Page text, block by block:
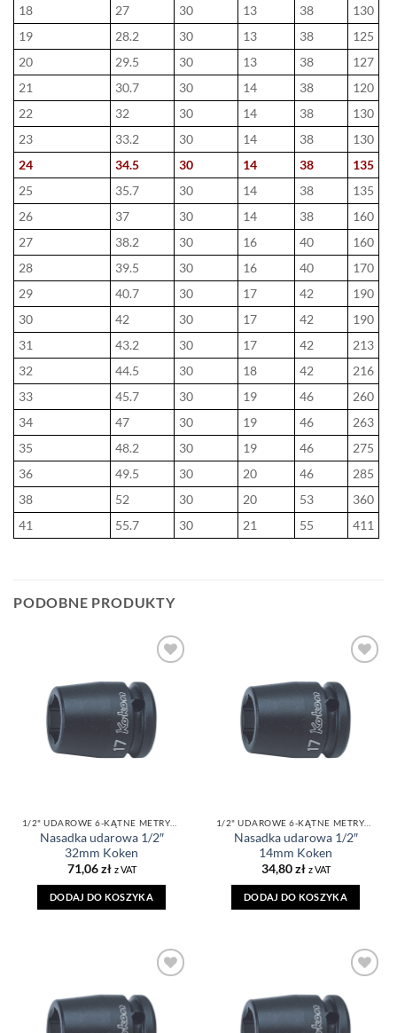
18 27 30 13 38
130
19
28.2 30 13 38
125
20
29.5 30 13 38
127
21
30.7 30 14 38
120
22
32 30 14 38
130
23
33.2 30 14 38
130
24
34.5 30 14 38
135
25
35.7 30 14 38
135
26
37 30 14 38
160
27
38.2 30 16 40
160
28
39.5 30 16 40
170
29
40.7 30 17 42
190
30
42 30 17 42
190
31
43.2 30 17 42
213
32
44.5 30 18 42
216
33
45.7 30 19 46
260
34
47 30 19 46
263
35
48.2 30 19 46
275
36
49.5 30 20 46
285
38
52 30 20 53
360
41
55.7 30 21 55 411
PODOBNE PRODUKTY
ULUBIONYCH
Nasadka udarowa 1/2″
32mm Koken
71,06zł z VAT
DODAJ DO KOSZYKA
ULUBIONYCH
Nasadka udarowa 1/2″
14mm Koken
34,80zł z VAT
DODAJ DO KOSZYKA
ULUBIONYCH
ULUBIONYCH